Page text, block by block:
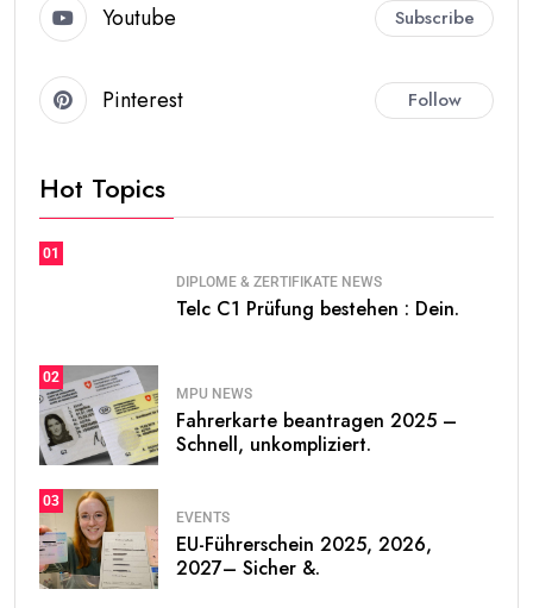
Youtube Subscribe
Pinterest Follow
Hot Topics
01
DIPLOME & ZERTIFIKATE NEWS
Telc C1 Prüfung bestehen : Dein.
02
MPU NEWS
Fahrerkarte beantragen 2025 –
Schnell, unkompliziert.
03
EVENTS
EU-Führerschein 2025, 2026,
2027– Sicher &.